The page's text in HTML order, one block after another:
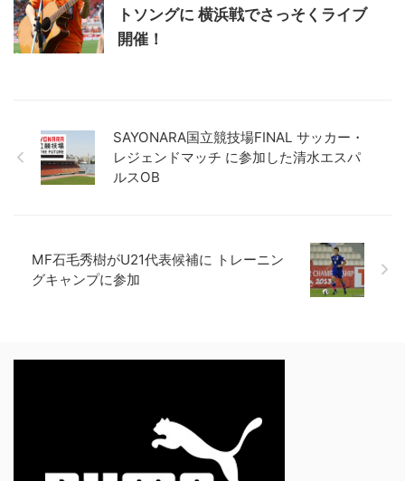
トソングに 横浜戦でさっそくライブ
開催！
SAYONARA国立競技場FINAL サッカー・
レジェンドマッチ に参加した清水エスパ
ルスOB
MF石毛秀樹がU21代表候補に トレーニン
グキャンプに参加